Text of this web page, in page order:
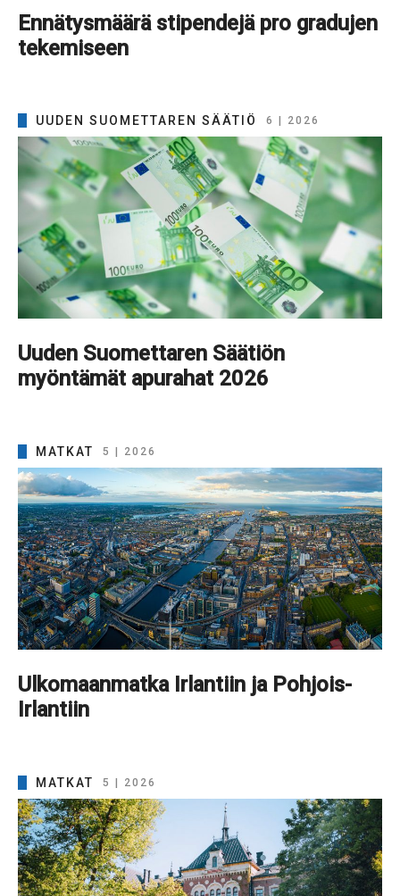
Ennätysmäärä stipendejä pro gradujen
tekemiseen
UUDEN SUOMETTAREN SÄÄTIÖ 6 | 2026
Uuden Suomettaren Säätiön
myöntämät apurahat 2026
MATKAT 5 | 2026
Ulkomaanmatka Irlantiin ja Pohjois-
Irlantiin
MATKAT 5 | 2026